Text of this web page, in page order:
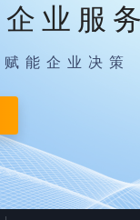
企业服
能企业决策